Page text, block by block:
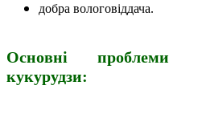
добра вологовіддача.
Основні проблеми
кукурудзи: